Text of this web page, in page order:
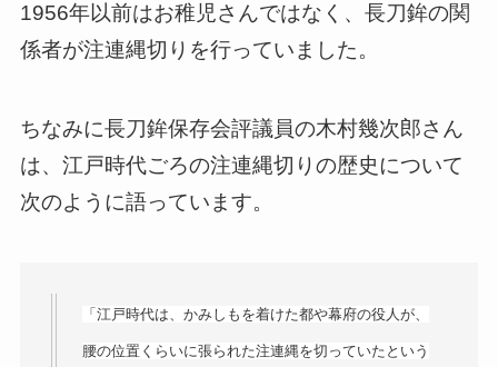
1956年以前はお稚児さんではなく、長刀鉾の関
係者が注連縄切りを行っていました。
ちなみに長刀鉾保存会評議員の木村幾次郎さん
は、江戸時代ごろの注連縄切りの歴史について
次のように語っています。
「江戸時代は、かみしもを着けた都や幕府の役人が、
腰の位置くらいに張られた注連縄を切っていたという